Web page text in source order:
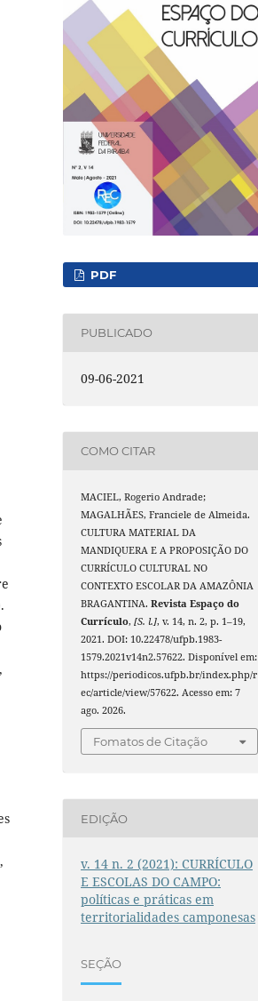
PDF
PUBLICADO
09-06-2021
COMO CITAR
MACIEL, Rogerio Andrade;
MAGALHÃES, Franciele de Almeida.
CULTURA MATERIAL DA
MANDIQUERA E A PROPOSIÇÃO DO
CURRÍCULO CULTURAL NO
CONTEXTO ESCOLAR DA AMAZÔNIA
BRAGANTINA.Revista Espaço do
Currículo,[S. l.], v. 14, n. 2, p. 1–19,
2021. DOI: 10.22478/ufpb.1983-
1579.2021v14n2.57622. Disponível em:
https://periodicos.ufpb.br/index.php/r
ec/article/view/57622. Acesso em: 7
ago. 2026.
Fomatos de Citação
EDIÇÃO
v. 14 n. 2 (2021): CURRÍCULO
E ESCOLAS DO CAMPO:
políticas e práticas em
territorialidades camponesas
SEÇÃO